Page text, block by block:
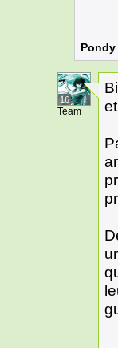
Pondy
16
Team